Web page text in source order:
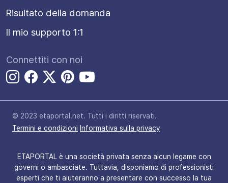
Risultato della domanda
Il mio supporto 1:1
Connettiti con noi
© 2023 etaportal.net. Tutti i diritti riservati.
Termini e condizioni Informativa sulla privacy
ETAPORTAL è una società privata senza alcun legame con
governi o ambasciate. Tuttavia, disponiamo di professionisti
esperti che ti aiuteranno a presentare con successo la tua